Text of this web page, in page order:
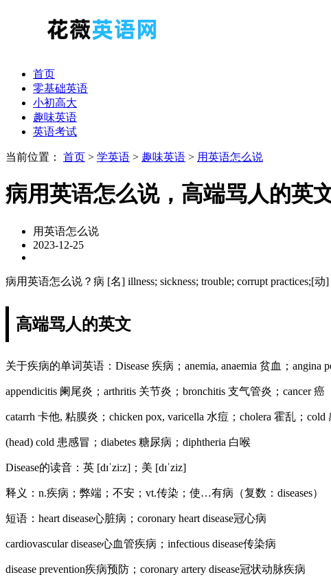
首页
零基础英语
小初高大
趣味英语
英语考试
当前位置： 首页 > 学英语 > 趣味英语 > 用英语怎么说
病用英语怎么说，高端骂人的英
用英语怎么说
2023-12-25
病用英语怎么说？病 [名] illness; sickness; trouble; corrupt
高端骂人的英文
关于疾病的单词英语：Disease 疾病；anemia, anaemia 贫血；angina
appendicitis 阑尾炎；arthritis 关节炎；bronchitis 支气管炎；cancer 癌
catarrh 卡他, 粘膜炎；chicken pox, varicella 水痘；cholera 霍乱；
(head) cold 患感冒；diabetes 糖尿病；diphtheria 白喉
Disease的读音：英 [dɪˈzi:z]；美 [dɪˈziz]
释义：n.疾病；弊端；不安；vt.传染；使…有病（复数：diseases）
短语：heart disease心脏病；coronary heart disease冠心病
cardiovascular disease心血管疾病；infectious disease传染病
disease prevention疾病预防；coronary artery disease冠状动脉疾病